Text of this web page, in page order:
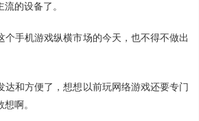
的设备了。
手机游戏纵横市场的今天，也不得不做出
和方便了，想想以前玩网络游戏还要专门
啊。